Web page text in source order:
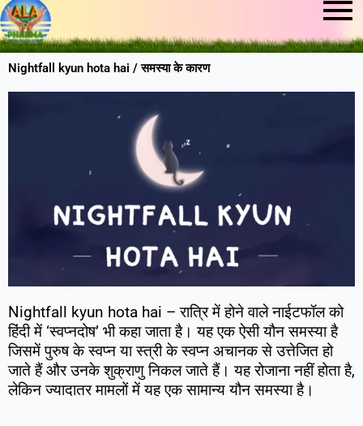
Nightfall kyun hota hai / समस्या के कारण
Nightfall kyun hota hai – रात्रि में होने वाले नाईटफॉल को
हिंदी में ‘स्वप्नदोष’ भी कहा जाता है। यह एक ऐसी यौन समस्या है
जिसमें पुरुष के स्वप्न या स्त्री के स्वप्न अचानक से उत्तेजित हो
जाते हैं और उनके शुक्राणु निकल जाते हैं। यह रोजाना नहीं होता है,
लेकिन ज्यादातर मामलों में यह एक सामान्य यौन समस्या है।